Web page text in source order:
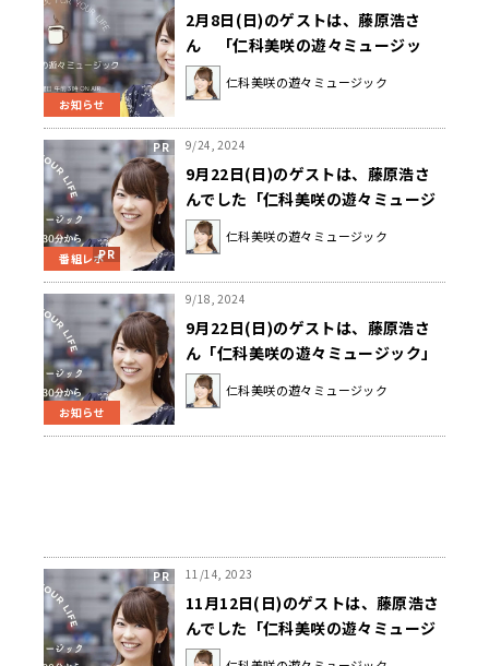
お知らせ
2月8日(日)のゲストは、藤原浩さ
ん 「仁科美咲の遊々ミュージッ
ク」
仁科美咲の遊々ミュージック
番組レポ
9/24, 2024
9月22日(日)のゲストは、藤原浩さ
んでした「仁科美咲の遊々ミュージ
ック」
仁科美咲の遊々ミュージック
お知らせ
9/18, 2024
9月22日(日)のゲストは、藤原浩さ
ん「仁科美咲の遊々ミュージック」
仁科美咲の遊々ミュージック
11/14, 2023
11月12日(日)のゲストは、藤原浩さ
んでした「仁科美咲の遊々ミュージ
ック」